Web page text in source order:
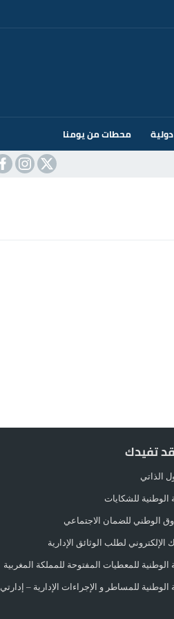
محطات من يومنا
تفيدك
الذاتي
الوطنية للشكايات
الوطني للضمان الاجتماعي
الإلكتروني لطلب الوثائق الإدارية
الوطنية للمعطيات المفتوحة للمملكة المغربية
الوطنية للمساطر و الإجراءات الإدارية – إدارتي